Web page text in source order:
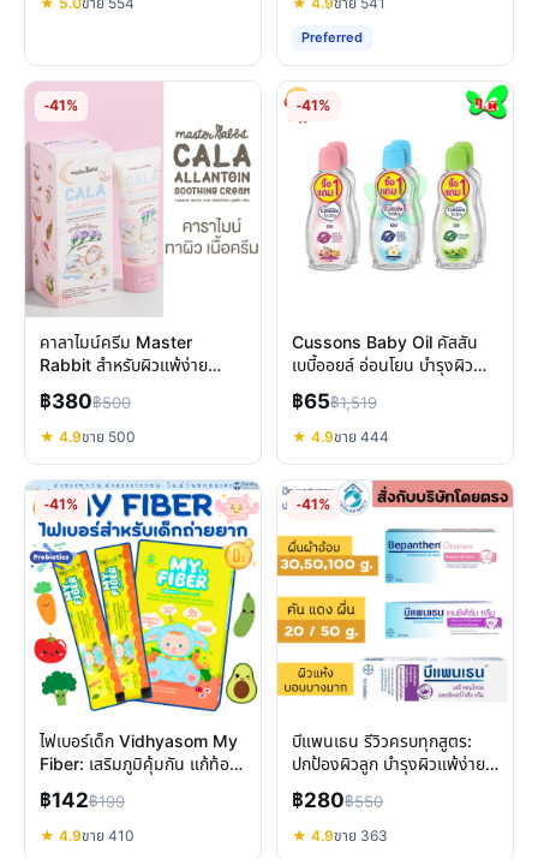
Preferred
-41%
คาลาไมน์ครีม Master
Rabbit สำหรับผิวแพ้ง่าย
ปลอบประโลมผื่นเด็ก ผิวแห้ง
฿380฿500
★ 4.9ขาย 500
-41%
Cussons Baby Oil คัสสัน
เบบี้ออยล์ อ่อนโยน บำรุงผิว
เลือกสูตรที่ใช่
฿65฿1,519
★ 4.9ขาย 444
-41%
ไฟเบอร์เด็ก Vidhyasom My
Fiber: เสริมภูมิคุ้มกัน แก้ท้อง
ผูก วิตามิน D3
฿142฿199
★ 4.9ขาย 410
-41%
บีแพนเธน รีวิวครบทุกสูตร:
ปกป้องผิวลูก บำรุงผิวแพ้ง่าย
ลดรอยแผลเป็น
฿280฿550
★ 4.9ขาย 363